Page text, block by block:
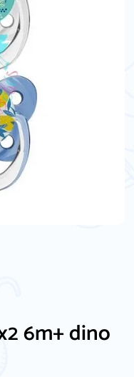
6m+ dino